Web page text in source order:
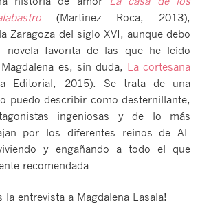
(Martínez Roca, 2013),
Zaragoza del siglo XVI, aunque debo
favorita de las que he leído
es, sin duda, La cortesana
Editorial, 2015). Se trata de una
puedo describir como desternillante,
ingeniosas y de lo más
por los diferentes reinos de Al-
y engañando a todo el que
recomendada.
la entrevista a Magdalena Lasala!